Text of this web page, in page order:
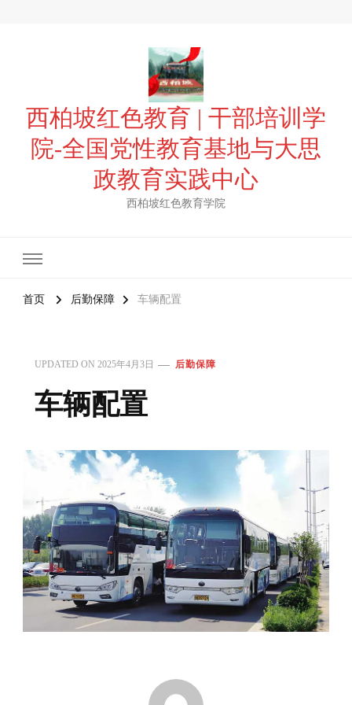
西柏坡红色教育 | 干部培训学
院-全国党性教育基地与大思
政教育实践中心
西柏坡红色教育学院
首页 后勤保障 车辆配置
UPDATED ON 2025年4月3日 后勤保障
车辆配置